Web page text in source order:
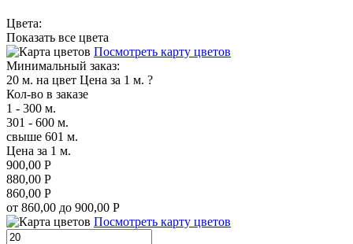
Цвета:
Показать все цвета
Посмотреть карту цветов
Минимальный заказ:
20 м. на цвет Цена за 1 м. ?
Кол-во в заказе
1 - 300 м.
301 - 600 м.
свыше 601 м.
Цена за 1 м.
900,00 Р
880,00 Р
860,00 Р
от 860,00 до 900,00 Р
Посмотреть карту цветов